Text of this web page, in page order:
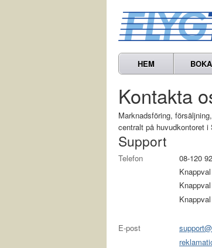
HEM BOKA
Kontakta
Marknads­föring,
centralt på huvudkontoret
Support
Telefon
08-120
E-post